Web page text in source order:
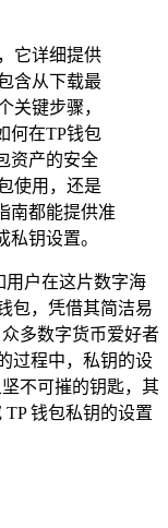
它详细提供
含从下载最
关键步骤，
何在TP钱包
资产的安全
使用，还是
南都能提供准
钥设置。
用户在这片数字海
包，凭借其简洁易
多数字货币爱好者
过程中，私钥的设
不可摧的钥匙，其
钱包私钥的设置